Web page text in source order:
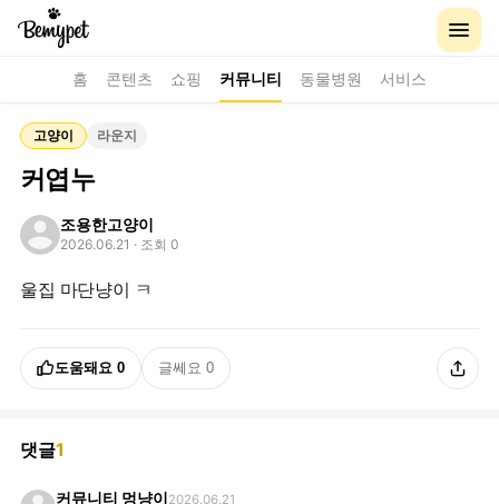
홈 콘텐츠 쇼핑 커뮤니티 동물병원 서비스
고양이 라운지
커엽누
조용한고양이
2026.06.21 · 조회 0
울집 마단냥이 ㅋ
도움돼요 0 글쎄요 0
댓글1
커뮤니티 멍냥이 2026.06.21